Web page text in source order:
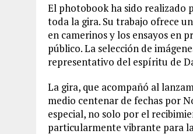
El photobook ha sido realizado
toda la gira. Su trabajo ofrece
en camerinos y los ensayos en
público. La selección de
representativo del espíritu de
La gira, que acompañó al
medio centenar de fechas por
especial, no solo por el
particularmente vibrante para